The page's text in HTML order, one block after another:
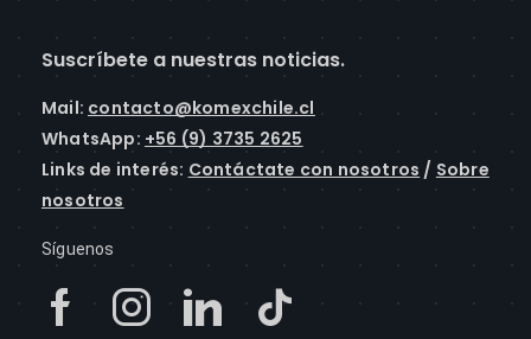
Suscríbete a nuestras noticias.
Mail: contacto@komexchile.cl
WhatsApp: +56 (9) 3735 2625
Links de interés: Contáctate con nosotros / Sobre
nosotros
Síguenos